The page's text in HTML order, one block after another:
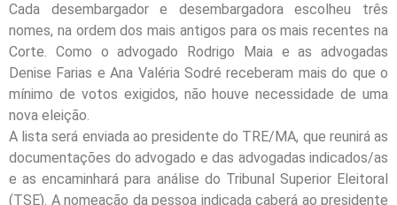
Cada desembargador e desembargadora escolheu três
nomes, na ordem dos mais antigos para os mais recentes na
Corte. Como o advogado Rodrigo Maia e as advogadas
Denise Farias e Ana Valéria Sodré receberam mais do que o
mínimo de votos exigidos, não houve necessidade de uma
nova eleição.
A lista será enviada ao presidente do TRE/MA, que reunirá as
documentações do advogado e das advogadas indicados/as
e as encaminhará para análise do Tribunal Superior Eleitoral
(TSE). A nomeação da pessoa indicada caberá ao presidente